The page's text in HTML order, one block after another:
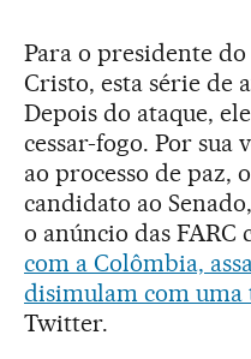
Para o presidente
Cristo, esta série de
Depois do ataque,
cessar-fogo. Por
ao processo de paz,
candidato ao
o anúncio das FARC
com a Colômbia,
disimulam com uma
Twitter.